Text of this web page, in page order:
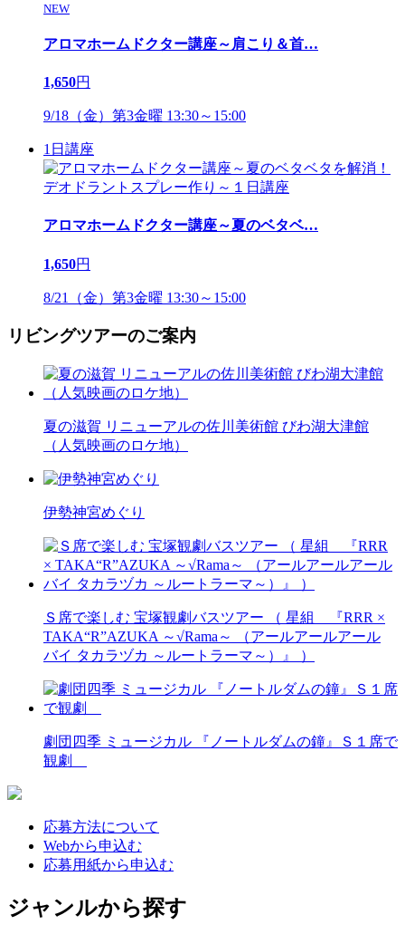
NEW
アロマホームドクター講座～肩こり＆首…
1,650円
9/18（金）第3金曜 13:30～15:00
1日講座
アロマホームドクター講座～夏のベタベ…
1,650円
8/21（金）第3金曜 13:30～15:00
リビングツアーのご案内
夏の滋賀 リニューアルの佐川美術館 びわ湖大津館
（人気映画のロケ地）
伊勢神宮めぐり
Ｓ席で楽しむ 宝塚観劇バスツアー （ 星組 『RRR ×
TAKA“R”AZUKA ～√Rama～ （アールアールアール
バイ タカラヅカ ～ルートラーマ～）』 ）
劇団四季 ミュージカル 『ノートルダムの鐘』Ｓ１席で
観劇
応募方法について
Webから申込む
応募用紙から申込む
ジャンルから探す